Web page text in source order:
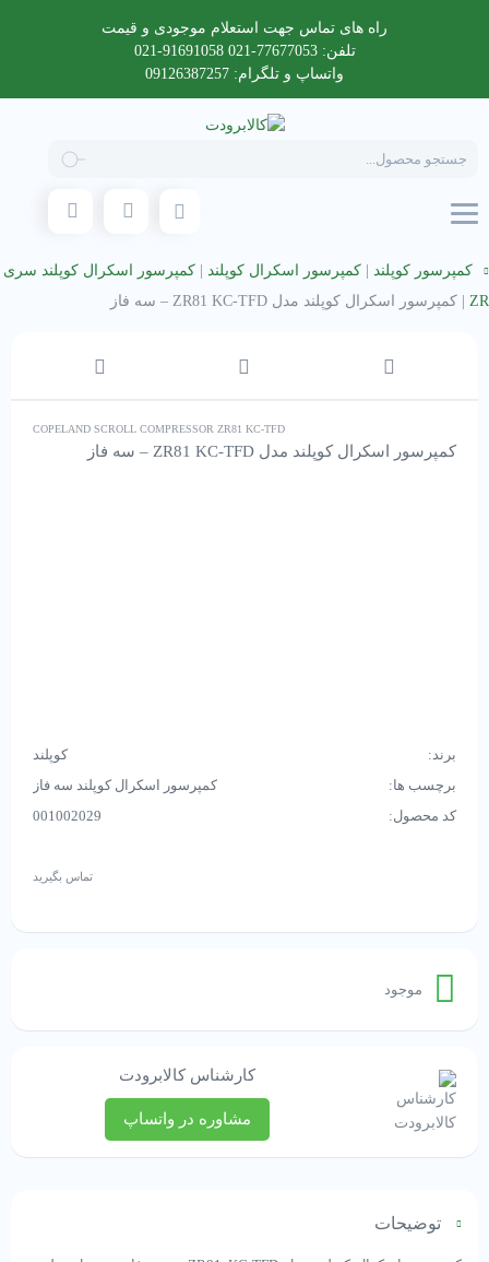
راه های تماس جهت استعلام موجودی و قیمت
تلفن: 77677053-021 91691058-021
واتساپ و تلگرام: 09126387257
search
کمپرسور کوپلند کمپرسور اسکرال کوپلند
کمپرسور اسکرال کوپلند سری
ZR
کمپرسور اسکرال کوپلند مدل ZR81 KC-TFD – سه فاز
COPELAND SCROLL COMPRESSOR ZR81 KC-TFD
کمپرسور اسکرال کوپلند مدل ZR81 KC-TFD – سه فاز
برند:
کوپلند
برچسب ها:
کمپرسور اسکرال کوپلند سه فاز
کد محصول:
001002029
تماس بگیرید
موجود
کارشناس کالابرودت
مشاوره در واتساپ
توضیحات